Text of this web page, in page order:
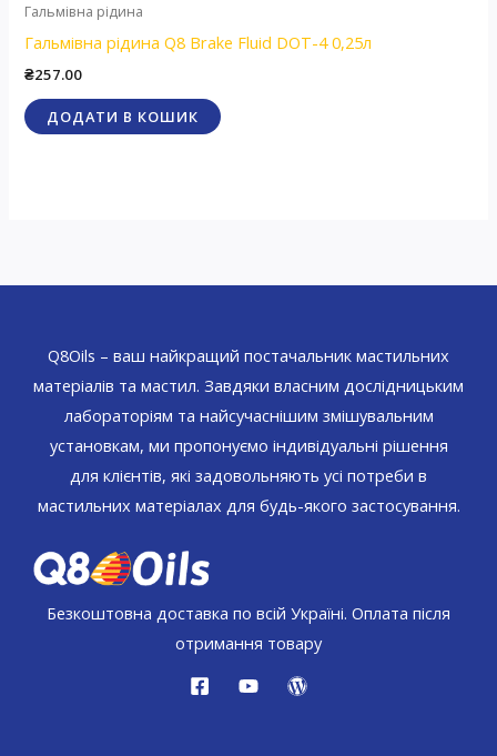
Гальмівна рідина
Гальмівна рідина Q8 Brake Fluid DOT-4 0,25л
₴257.00
ДОДАТИ В КОШИК
Q8Oils – ваш найкращий постачальник мастильних
матеріалів та мастил. Завдяки власним дослідницьким
лабораторіям та найсучаснішим змішувальним
установкам, ми пропонуємо індивідуальні рішення
для клієнтів, які задовольняють усі потреби в
мастильних матеріалах для будь-якого застосування.
Безкоштовна доставка по всій Україні. Оплата після
отримання товару